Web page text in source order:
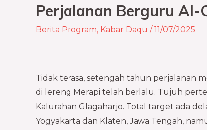
Perjalanan Berguru Al-
Berita Program, Kabar Daqu /11/07/2025
Tidak terasa, setengah tahun perjalanan
di lereng Merapi telah berlalu. Tujuh
Kalurahan Glagaharjo. Total target ada
Yogyakarta dan Klaten, Jawa Tengah,
Perjalanan
Berguru
Lereng
Merapi